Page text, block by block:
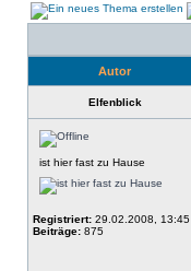
Autor
Elfenblick
ist hier fast zu Hause
Registriert: 29.02.2008, 13:45
Beiträge: 875